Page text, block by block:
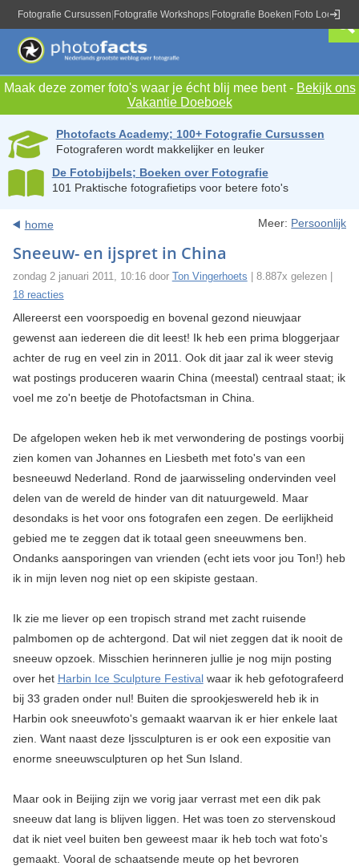
Fotografie Cursussen Fotografie Workshops Fotografie Boeken Foto Locaties
Maak deze zomer foto's waar je écht blij mee bent - Bekijk ons
Vakantie Doeboek
Photofacts Academy; 100+ Fotografie Cursussen
Fotograferen wordt makkelijker en leuker
De Fotobijbels; Boeken over Fotografie
101 Praktische fotografietips voor betere foto's
home Meer: Persoonlijk
Sneeuw- en ijspret in China
zondag 2 januari 2011, 10:16 door Ton Vingerhoets | 8.887x gelezen |
18 reacties
Allereerst een voorspoedig en bovenal gezond nieuwjaar
gewenst aan iedereen die dit leest! Ik heb een prima bloggerjaar
achter de rug en veel zin in 2011. Ook dit jaar zal ik weer stevig
wat postings produceren waarin China (meestal) centraal staat; ik
voel me zo'n beetje de Photofactsman in China.
De afgelopen weken heb ik met verwondering de postings voorbij
zien komen van Johannes en Liesbeth met foto's van een
besneeuwd Nederland. Rond de jaarwisseling ondervinden veel
delen van de wereld de hinder van dit natuurgeweld. Maar
desondaks is het voor ons fotografen een zegen. De eerlijkheid
gebied me te zeggen dat ik totaal geen sneeuwmens ben.
Ondanks aansporingen van vrienden (echt iets voor jou Ton!) heb
ik in mijn leven nog niet op een skipiste gestaan.
Ik zie me liever op een tropisch strand met zacht ruisende
palmbomen op de achtergond. Dat wil niet zeggen dat ik nooit de
sneeuw opzoek. Misschien herinneren jullie je nog mijn posting
over het Harbin Ice Sculpture Festivalwaar ik heb gefotografeerd
bij 33 graden onder nul! Buiten die sprookjeswereld heb ik in
Harbin ook sneeuwfoto's gemaakt waarvan ik er hier enkele laat
zien. Want naast deze Ijssculpturen is er ook een expositie van
enorme sneeuwsculpturen op het Sun Island.
Maar ook in Beijing zijn we vorig jaar verrast met een dik pak
sneeuw dat lang is blijven liggen. Het was toen zo stervenskoud
dat ik niet veel buiten ben geweest maar ik heb toch wat foto's
gemaakt. Vooral de schaatsende meute op het bevroren